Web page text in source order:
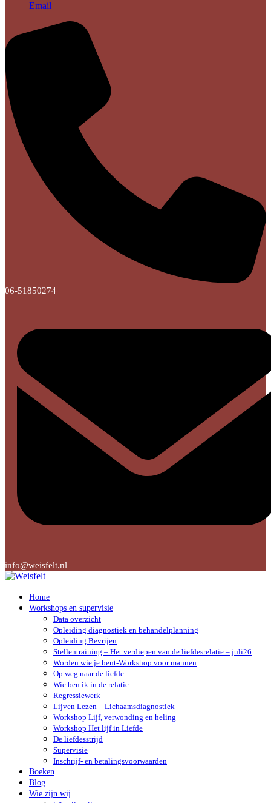
Email
06-51850274
info@weisfelt.nl
Home
Workshops en supervisie
Data overzicht
Opleiding diagnostiek en behandelplanning
Opleiding Bevrijen
Stellentraining – Het verdiepen van de liefdesrelatie – juli26
Worden wie je bent-Workshop voor mannen
Op weg naar de liefde
Wie ben ik in de relatie
Regressiewerk
Lijven Lezen – Lichaamsdiagnostiek
Workshop Lijf, verwonding en heling
Workshop Het lijf in Liefde
De liefdesstrijd
Supervisie
Inschrijf- en betalingsvoorwaarden
Boeken
Blog
Wie zijn wij